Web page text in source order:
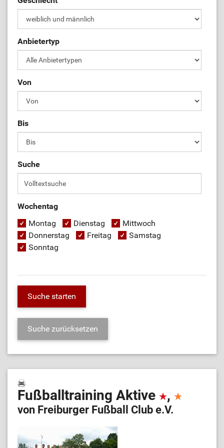
Anbietertyp
Von
Bis
Suche
Wochentag
Montag
Dienstag
Mittwoch
Donnerstag
Freitag
Samstag
Sonntag
Fußballtraining Aktive ,
von Freiburger Fußball Club e.V.